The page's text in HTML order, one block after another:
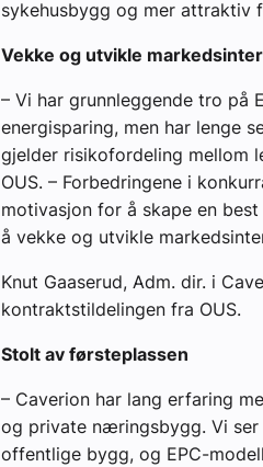
sykehusbygg og mer attraktiv
Vekke og utvikle
– Vi har grunnleggende tro på
energisparing, men har lenge
gjelder risikofordeling mellom
OUS. – Forbedringene i
motivasjon for å skape en
å vekke og utvikle
Knut Gaaserud, Adm. dir. i
kontraktstildelingen fra OUS.
Stolt av førsteplassen
– Caverion har lang erfaring
og private næringsbygg. Vi
offentlige bygg, og EPC-